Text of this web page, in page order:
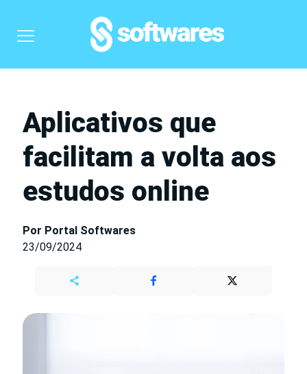
Aplicativos que
facilitam a volta aos
estudos online
Por Portal Softwares
23/09/2024